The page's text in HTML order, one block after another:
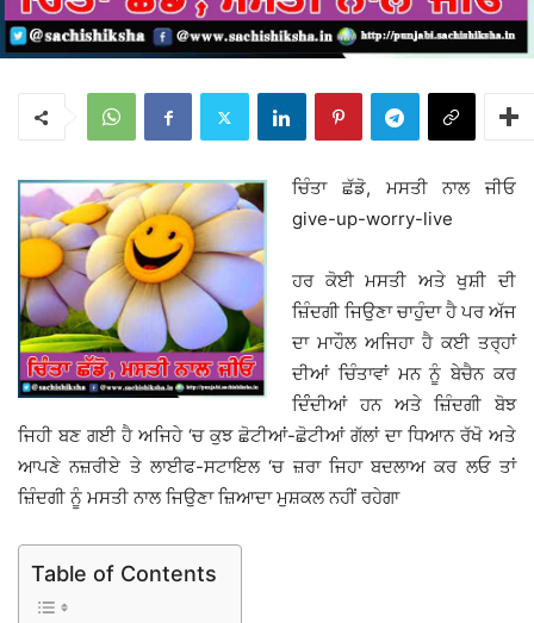
ਚਿੰਤਾ ਛੱਡੋ, ਮਸਤੀ ਨਾਲ ਜੀਓ
give-up-worry-live
ਹਰ ਕੋਈ ਮਸਤੀ ਅਤੇ ਖੁਸ਼ੀ ਦੀ
ਜ਼ਿੰਦਗੀ ਜਿਉਣਾ ਚਾਹੁੰਦਾ ਹੈ ਪਰ ਅੱਜ
ਦਾ ਮਾਹੌਲ ਅਜਿਹਾ ਹੈ ਕਈ ਤਰ੍ਹਾਂ
ਦੀਆਂ ਚਿੰਤਾਵਾਂ ਮਨ ਨੂੰ ਬੇਚੈਨ ਕਰ
ਦਿੰੰਦੀਆਂ ਹਨ ਅਤੇ ਜ਼ਿੰਦਗੀ ਬੋਝ
ਜਿਹੀ ਬਣ ਗਈ ਹੈ ਅਜਿਹੇ ‘ਚ ਕੁਝ ਛੋਟੀਆਂ-ਛੋਟੀਆਂ ਗੱਲਾਂ ਦਾ ਧਿਆਨ ਰੱਖੋ ਅਤੇ
ਆਪਣੇ ਨਜ਼ਰੀਏ ਤੇ ਲਾਈਫ-ਸਟਾਇਲ ‘ਚ ਜ਼ਰਾ ਜਿਹਾ ਬਦਲਾਅ ਕਰ ਲਓ ਤਾਂ
ਜ਼ਿੰਦਗੀ ਨੂੰ ਮਸਤੀ ਨਾਲ ਜਿਉਣਾ ਜ਼ਿਆਦਾ ਮੁਸ਼ਕਲ ਨਹੀਂ ਰਹੇਗਾ
Table of Contents